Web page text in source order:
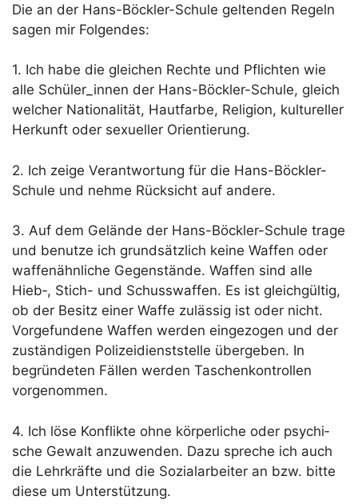
Die an der Hans-Böck­ler-Schu­le gel­ten­den Regeln
sagen mir Folgendes:
1. Ich habe die glei­chen Rech­te und Pflich­ten wie
alle Schüler_innen der Hans-Böck­ler-Schu­le, gleich
wel­cher Natio­na­li­tät, Haut­far­be, Reli­gi­on, kul­tu­rel­ler
Her­kunft oder sexu­el­ler Orientierung.
2. Ich zei­ge Ver­ant­wor­tung für die Hans-Böck­ler-
Schu­le und neh­me Rück­sicht auf andere.
3. Auf dem Gelän­de der Hans-Böck­ler-Schu­le tra­ge
und benut­ze ich grund­sätz­lich kei­ne Waf­fen oder
waf­fen­ähn­li­che Gegen­stän­de. Waf­fen sind alle
Hieb‑, Stich- und Schuss­waf­fen. Es ist gleich­gül­tig,
ob der Besitz einer Waf­fe zuläs­sig ist oder nicht.
Vor­ge­fun­de­ne Waf­fen wer­den ein­ge­zo­gen und der
zustän­di­gen Poli­zei­dienst­stel­le über­ge­ben. In
begrün­de­ten Fäl­len wer­den Taschen­kon­trol­len
vorgenommen.
4. Ich löse Kon­flik­te ohne kör­per­li­che oder psy­chi­
sche Gewalt anzu­wen­den. Dazu spre­che ich auch
die Lehr­kräf­te und die Sozi­al­ar­bei­ter an bzw. bit­te
die­se um Unterstützung.